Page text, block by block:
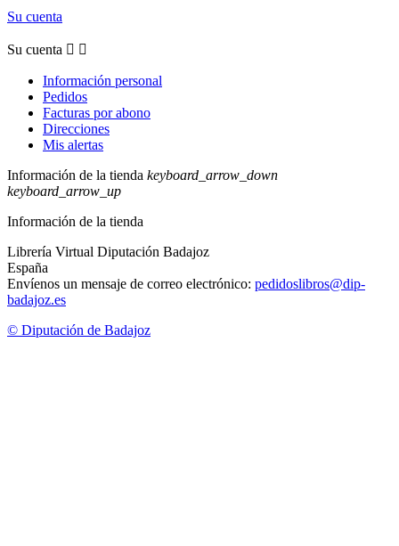
Su cuenta
Su cuenta  
Información personal
Pedidos
Facturas por abono
Direcciones
Mis alertas
Información de la tienda keyboard_arrow_down
keyboard_arrow_up
Información de la tienda
Librería Virtual Diputación Badajoz
España
Envíenos un mensaje de correo electrónico: pedidoslibros@dip-
badajoz.es
© Diputación de Badajoz